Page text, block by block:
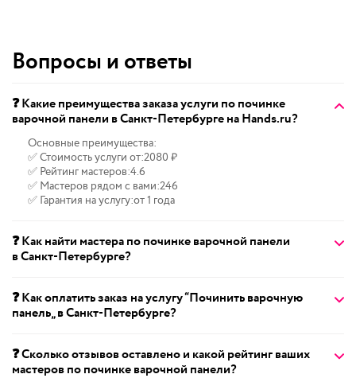
Вопросы и ответы
❓ Какие преимущества заказа услуги по починке
варочной панели в Санкт-Петербурге на Hands.ru?
Основные преимущества:
✅ Стоимость услуги от:2080 ₽
✅ Рейтинг мастеров:4.6
✅ Мастеров рядом с вами:246
✅ Гарантия на услугу:от 1 года
❓ Как найти мастера по починке варочной панели
в Санкт-Петербурге?
❓ Как оплатить заказ на услугу “Починить варочную
панель„ в Санкт-Петербурге?
❓ Сколько отзывов оставлено и какой рейтинг ваших
мастеров по починке варочной панели?